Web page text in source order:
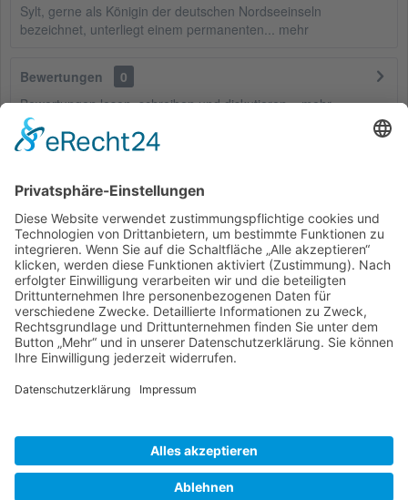
Sylt, gerne als Königin der deutschen Nordseeinseln
bezeichnet, unterliegt einem permanenten... mehr
Bewertungen
0
Bewertungen lesen, schreiben und diskutieren...mehr
Kunden haben sich ebenfalls angesehen
Service Hotline
Shop Service
Informationen
* Alle Preise inkl. gesetzl. Mehrwertsteuer zzgl.Versandkostenund ggf.
Nachnahmegebühren, wenn nicht anders beschrieben
Bestellung Downloads
Widerrufsbelehrung Datenschutz
Impressum